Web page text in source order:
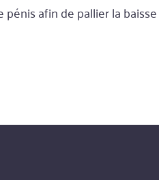
afin de pallier la